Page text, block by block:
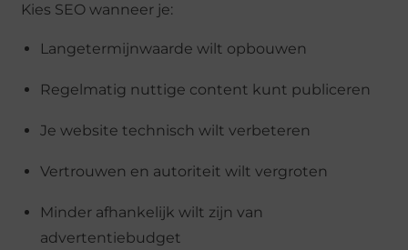
Kies SEO wanneer je:
Langetermijnwaarde wilt opbouwen
Regelmatig nuttige content kunt publiceren
Je website technisch wilt verbeteren
Vertrouwen en autoriteit wilt vergroten
Minder afhankelijk wilt zijn van
advertentiebudget